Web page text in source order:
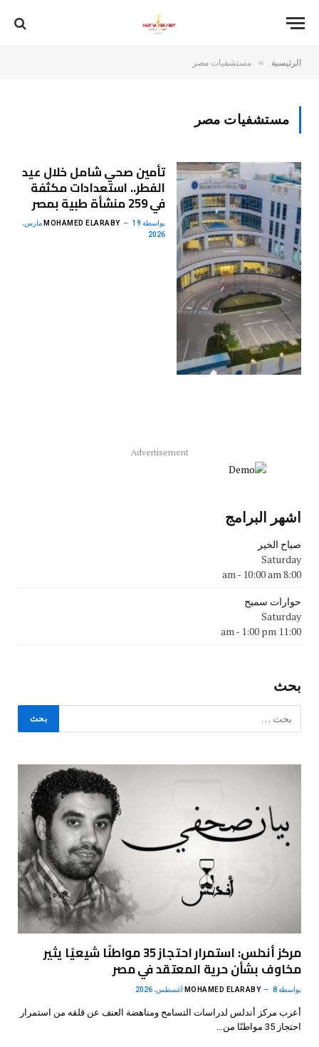
الرئيسية » مستشفيات مصر
مستشفيات مصر
تأمين صحي شامل خلال عيد
الفطر.. استعدادات مكثفة
في 259 منشأة طبية بمصر
بواسطة MOHAMED ELARABY 19 مارس،
2026
Advertisement
اشهر البرامج
صباح الخير
Saturday
8:00 am
- 10:00 am
حوارات سميح
Saturday
11:00 am
- 1:00 pm
بحث
مركز أندلس: استمرار احتجاز 35 مواطنًا شيعيًا يثير
مخاوف بشأن حرية المعتقد في مصر
بواسطة MOHAMED ELARABY 8 أغسطس، 2026
أعرب مركز أندلس لدراسات التسامح ومناهضة العنف عن قلقه من استمرار
احتجاز 35 مواطنًا من…